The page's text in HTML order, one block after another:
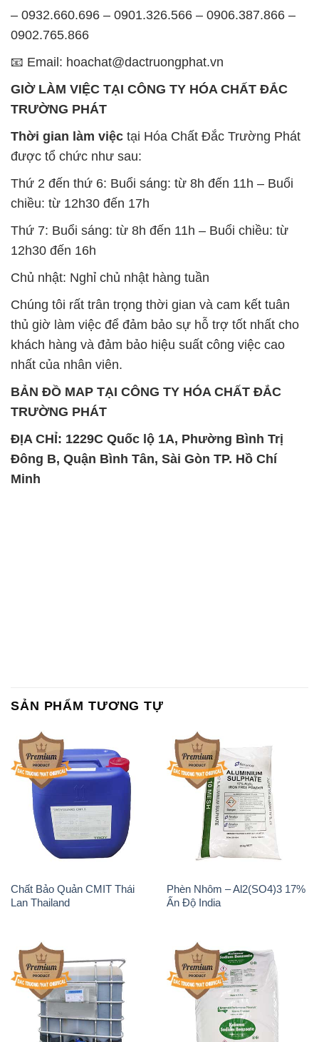
– 0932.660.696 – 0901.326.566 – 0906.387.866 –
0902.765.866
📧 Email: hoachat@dactruongphat.vn
GIỜ LÀM VIỆC TẠI CÔNG TY HÓA CHẤT ĐẮC
TRƯỜNG PHÁT
Thời gian làm việc tại Hóa Chất Đắc Trường Phát
được tổ chức như sau:
Thứ 2 đến thứ 6: Buổi sáng: từ 8h đến 11h – Buổi
chiều: từ 12h30 đến 17h
Thứ 7: Buổi sáng: từ 8h đến 11h – Buổi chiều: từ
12h30 đến 16h
Chủ nhật: Nghỉ chủ nhật hàng tuần
Chúng tôi rất trân trọng thời gian và cam kết tuân
thủ giờ làm việc để đảm bảo sự hỗ trợ tốt nhất cho
khách hàng và đảm bảo hiệu suất công việc cao
nhất của nhân viên.
BẢN ĐỒ MAP TẠI CÔNG TY HÓA CHẤT ĐẮC
TRƯỜNG PHÁT
ĐỊA CHỈ: 1229C Quốc lộ 1A, Phường Bình Trị
Đông B, Quận Bình Tân, Sài Gòn TP. Hồ Chí
Minh
SẢN PHẨM TƯƠNG TỰ
Chất Bảo Quản CMIT Thái
Lan Thailand
Phèn Nhôm – Al2(SO4)3 17%
Ấn Độ India